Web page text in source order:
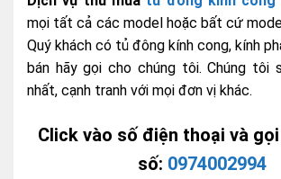
mọi tất cả các model hoặc bất cứ
Quý khách có tủ đông kính cong, kính
bán hãy gọi cho chúng tôi. Chúng tôi
nhất, cạnh tranh với mọi đơn vị khác.
Click vào số điện thoại và
số: 0974002994